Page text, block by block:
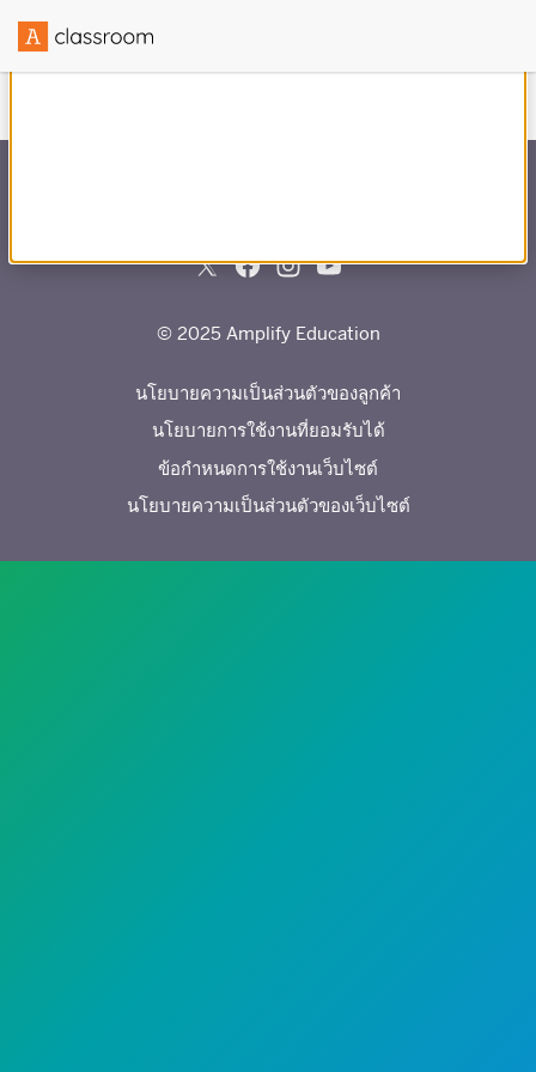
© 2025 Amplify Education
นโยบายความเป็นส่วนตัวของลูกค้า
นโยบายการใช้งานที่ยอมรับได้
ข้อกำหนดการใช้งานเว็บไซต์
นโยบายความเป็นส่วนตัวของเว็บไซต์